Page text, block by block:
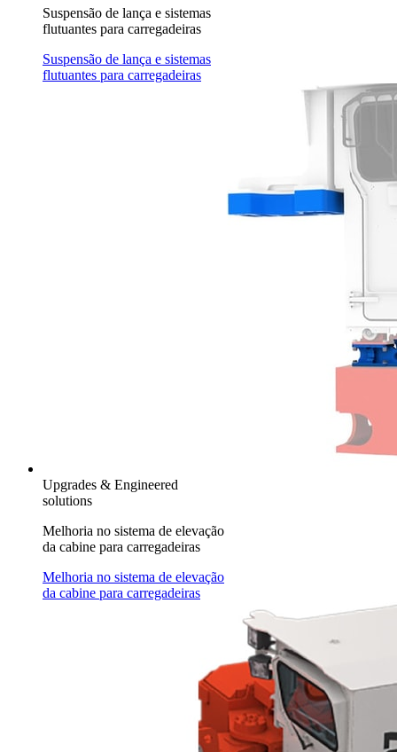
Suspensão de lança e sistemas
flutuantes para carregadeiras
Suspensão de lança e sistemas
flutuantes para carregadeiras
Upgrades & Engineered
solutions
Melhoria no sistema de elevação
da cabine para carregadeiras
Melhoria no sistema de elevação
da cabine para carregadeiras